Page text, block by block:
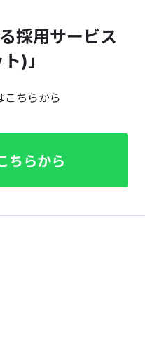
採用サービス
)」
こちらから
ちらから